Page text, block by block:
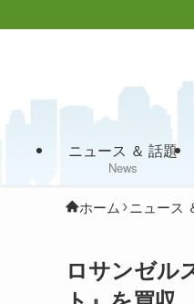
ニュース ＆ 話題
News
ホーム ニュース
ロサンゼル